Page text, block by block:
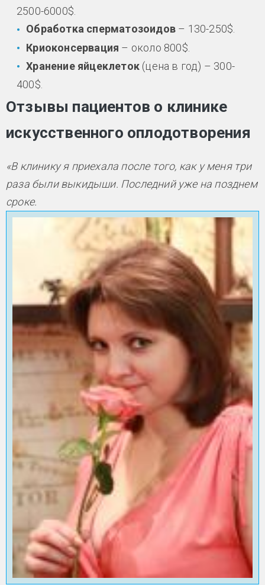
2500-6000$.
Обработка сперматозоидов – 130-250$.
Криоконсервация – около 800$.
Хранение яйцеклеток (цена в год) – 300-
400$.
Отзывы пациентов о клинике
искусственного оплодотворения
«В клинику я приехала после того, как у меня три
раза были выкидыши. Последний уже на позднем
сроке.